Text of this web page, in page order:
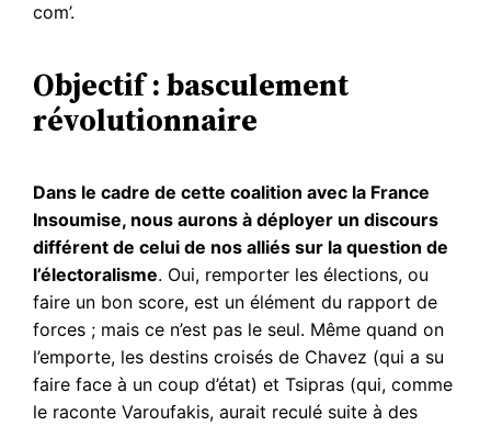
com’.
Objectif : basculement
révolutionnaire
Dans le cadre de cette coalition avec la France
Insoumise, nous aurons à déployer un discours
différent de celui de nos alliés sur la question de
l’électoralisme. Oui, remporter les élections, ou
faire un bon score, est un élément du rapport de
forces ; mais ce n’est pas le seul. Même quand on
l’emporte, les destins croisés de Chavez (qui a su
faire face à un coup d’état) et Tsipras (qui, comme
le raconte Varoufakis, aurait reculé suite à des